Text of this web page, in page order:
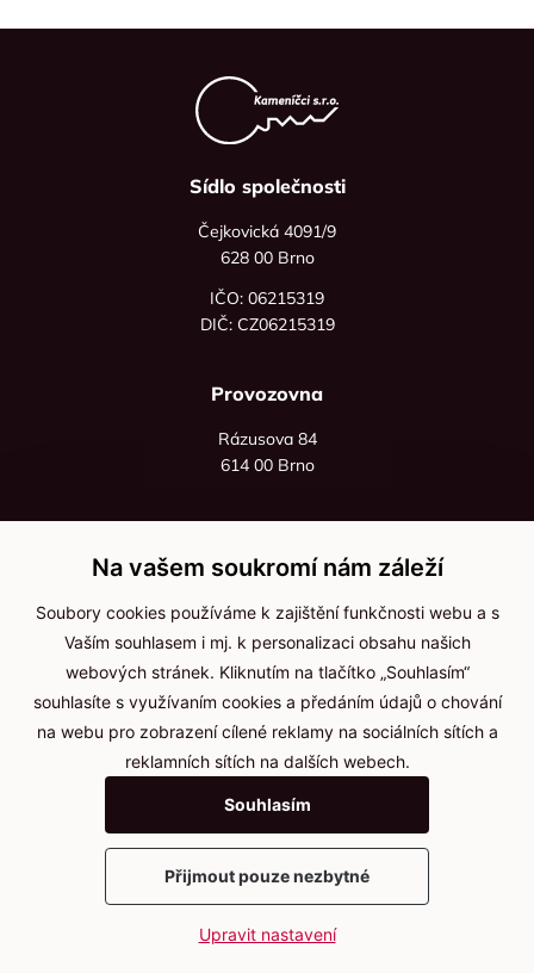
Sídlo společnosti
Čejkovická 4091/9
628 00 Brno
IČO: 06215319
DIČ: CZ06215319
Provozovna
Rázusova 84
614 00 Brno
+420 736 535 066
Po - pá: 8:00 - 16:00
info@jma-kam.cz
Důležité informace
Ochrana osobních údajů
Cookies
2025 © Kameníčci s.r.o.
VytvořilwebProgress
Na vašem soukromí nám záleží
Soubory cookies používáme k zajištění funkčnosti webu a s
Vaším souhlasem i mj. k personalizaci obsahu našich
webových stránek. Kliknutím na tlačítko „Souhlasím“
souhlasíte s využívaním cookies a předáním údajů o chování
na webu pro zobrazení cílené reklamy na sociálních sítích a
reklamních sítích na dalších webech.
Souhlasím
Přijmout pouze nezbytné
Upravit nastavení